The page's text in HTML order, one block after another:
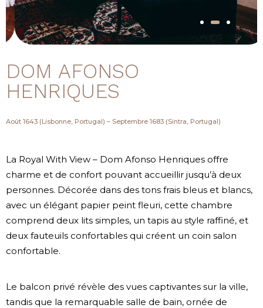
DOM AFONSO
HENRIQUES
Août 1643 (Lisbonne, Portugal) – Septembre 1683 (Sintra, Portugal)
La Royal With View – Dom Afonso Henriques offre
charme et de confort pouvant accueillir jusqu’à deux
personnes. Décorée dans des tons frais bleus et blancs,
avec un élégant papier peint fleuri, cette chambre
comprend deux lits simples, un tapis au style raffiné, et
deux fauteuils confortables qui créent un coin salon
confortable.
Le balcon privé révèle des vues captivantes sur la ville,
tandis que la remarquable salle de bain, ornée de